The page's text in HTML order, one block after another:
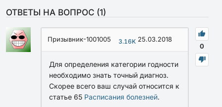
ОТВЕТЫ НА ВОПРОС (1)
0
Призывник-1001005 3.16K 25.03.2018
Для определения категории годности
необходимо знать точный диагноз.
Скорее всего ваш случай относится к
статье 65 Расписания болезней.